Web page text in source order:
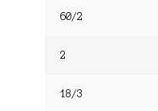
60/2
2
18/3